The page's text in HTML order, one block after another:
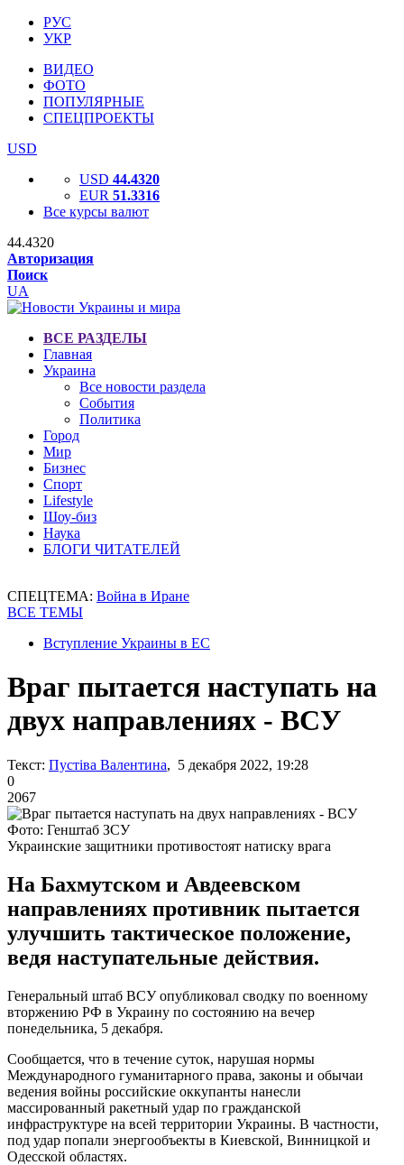
РУС
УКР
ВИДЕО
ФОТО
ПОПУЛЯРНЫЕ
СПЕЦПРОЕКТЫ
USD
USD 44.4320
EUR 51.3316
Все курсы валют
44.4320
Авторизация
Поиск
UA
ВСЕ РАЗДЕЛЫ
Главная
Украина
Все новости раздела
События
Политика
Город
Мир
Бизнес
Спорт
Lifestyle
Шоу-биз
Наука
БЛОГИ ЧИТАТЕЛЕЙ
СПЕЦТЕМА: Война в Иране
ВСЕ ТЕМЫ
Вступление Украины в ЕС
Враг пытается наступать на
двух направлениях - ВСУ
Текст: Пустіва Валентина, 5 декабря 2022, 19:28
0
2067
Фото: Генштаб ЗСУ
Украинские защитники противостоят натиску врага
На Бахмутском и Авдеевском
направлениях противник пытается
улучшить тактическое положение,
ведя наступательные действия.
Генеральный штаб ВСУ опубликовал сводку по военному
вторжению РФ в Украину по состоянию на вечер
понедельника, 5 декабря.
Сообщается, что в течение суток, нарушая нормы
Международного гуманитарного права, законы и обычаи
ведения войны российские оккупанты нанесли
массированный ракетный удар по гражданской
инфраструктуре на всей территории Украины. В частности,
под удар попали энергообъекты в Киевской, Винницкой и
Одесской областях.